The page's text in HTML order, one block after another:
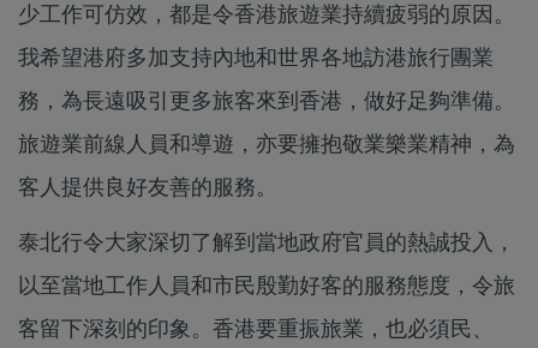
少工作可仿效，都是令香港旅遊業持續疲弱的原因。
我希望港府多加支持內地和世界各地訪港旅行團業
務，為長遠吸引更多旅客來到香港，做好足夠準備。
旅遊業前線人員和導遊，亦要擁抱敬業樂業精神，為
客人提供良好友善的服務。
泰北行令大家深切了解到當地政府官員的熱誠投入，
以至當地工作人員和市民殷勤好客的服務態度，令旅
客留下深刻的印象。香港要重振旅業，也必須民、